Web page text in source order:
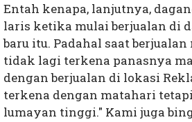
Entah kenapa, lanjutnya,
laris ketika mulai berjualan di
baru itu. Padahal saat berjualan
tidak lagi terkena panasnya
dengan berjualan di lokasi
terkena dengan matahari
lumayan tinggi." Kami juga